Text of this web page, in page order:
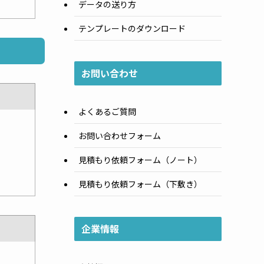
データの送り方
テンプレートのダウンロード
お問い合わせ
よくあるご質問
お問い合わせフォーム
見積もり依頼フォーム（ノート）
見積もり依頼フォーム（下敷き）
企業情報